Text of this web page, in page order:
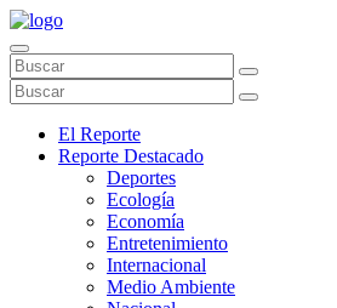
El Reporte
Reporte Destacado
Deportes
Ecología
Economía
Entretenimiento
Internacional
Medio Ambiente